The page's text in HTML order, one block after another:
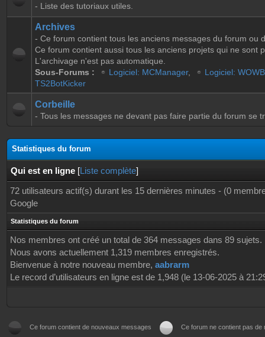
- Liste des tutoriaux utiles.
Archives
- Ce forum contient tous les anciens messages du forum ou
Ce forum contient aussi tous les anciens projets qui ne sont
L'archivage n'est pas automatique.
Sous-Forums :
Logiciel: MCManager,
Logiciel:
TS2BotKicker
Corbeille
- Tous les messages ne devant pas faire partie du forum se
Statistiques du forum
Qui est en ligne [Liste complète]
72 utilisateurs actif(s) durant les 15 dernières minutes - (0
Google
Statistiques du forum
Nos membres ont créé un total de 364 messages dans 89 sujets.
Nous avons actuellement 1,319 membres enregistrés.
Bienvenue à notre nouveau membre, aabrarm
Le record d’utilisateurs en ligne est de 1,948 (le 13-06-2025 à
Ce forum contient de nouveaux messages Ce forum ne contient pas de